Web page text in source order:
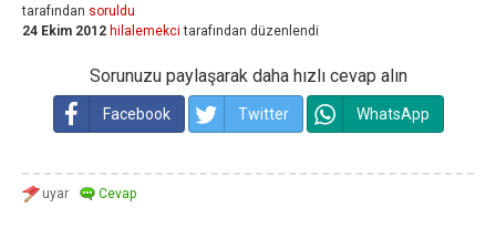
tarafından soruldu
24 Ekim 2012 hilalemekci tarafından düzenlendi
Sorunuzu paylaşarak daha hızlı cevap alın
Facebook Twitter WhatsApp